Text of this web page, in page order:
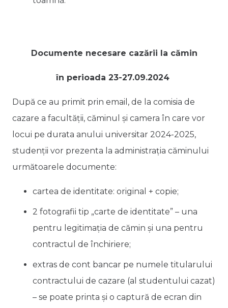
Documente necesare cazării la cămin
în perioada 23-27.09.2024
După ce au primit prin email, de la comisia de
cazare a facultății, căminul și camera în care vor
locui pe durata anului universitar 2024-2025,
studenții vor prezenta la administrația căminului
următoarele documente:
cartea de identitate: original + copie;
2 fotografii tip „carte de identitate” – una
pentru legitimația de cămin și una pentru
contractul de închiriere;
extras de cont bancar pe numele titularului
contractului de cazare (al studentului cazat)
– se poate printa și o captură de ecran din